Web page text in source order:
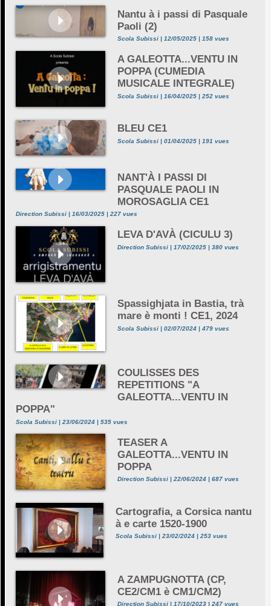
Nantu à i passi di Pasquale
Paoli (2)
Scola Subissi | 12/05/2025 | 158 vues
A GALEOTTA...VENTU IN
POPPA (CUMEDIA
MUSICALE INTEGRALE)
Scola Subissi | 16/04/2025 | 252 vues
BLEU CE1
Scola Subissi | 01/04/2025 | 191 vues
NANT'À I PASSI DI
PASQUALE PAOLI IN
MOROSAGLIA CE1
Direction Subissi | 16/03/2025 | 227 vues
LEVA D'AVÀ (CICULU 3)
Direction Subissi | 17/02/2025 | 380 vues
Spassighjata in Bastia, trà
mare è monti ! CE1, 2024
Scola Subissi | 02/07/2024 | 479 vues
COULISSES DES
REPETITIONS "A
GALEOTTA...VENTU IN
POPPA"
Scola Subissi | 23/06/2024 | 535 vues
TEASER A
GALEOTTA...VENTU IN
POPPA
Direction Subissi | 22/06/2024 | 687 vues
Cartografia, a Corsica nantu
à e carte 1520-1900
Scola Subissi | 23/02/2024 | 253 vues
A ZAMPUGNOTTA (CP,
CE2/CM1 è CM1/CM2)
Direction Subissi | 17/10/2023 | 247 vues